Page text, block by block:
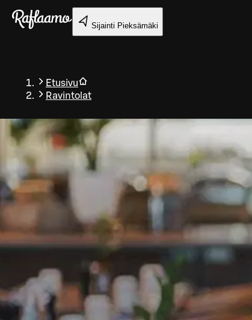
Siirry pääsisältöön
Sijainti Pieksämäki
Etusivu
Ravintolat